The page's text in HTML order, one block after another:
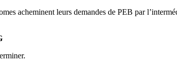
acheminent leurs demandes de PEB par